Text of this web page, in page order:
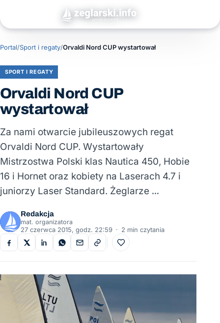
Portal/Sport i regaty/Orvaldi Nord CUP wystartował
SPORT I REGATY
Orvaldi Nord CUP
wystartował
Za nami otwarcie jubileuszowych regat
Orvaldi Nord CUP. Wystartowały
Mistrzostwa Polski klas Nautica 450, Hobie
16 i Hornet oraz kobiety na Laserach 4.7 i
juniorzy Laser Standard. Żeglarze …
Redakcja
mat. organizatora
27 czerwca 2015, godz. 22:59 · 2 min czytania
Do ulubionych